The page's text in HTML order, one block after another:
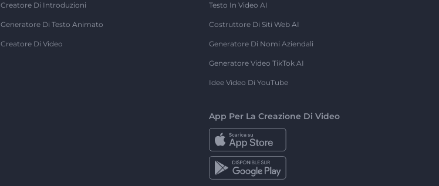
Creatore Di Introduzioni
Generatore Di Testo Animato
Creatore Di Video
Testo In Video AI
Costruttore Di Siti Web AI
Generatore Di Nomi Aziendali
Generatore Video TikTok AI
Idee Video Di YouTube
App Per La Creazione Di Video